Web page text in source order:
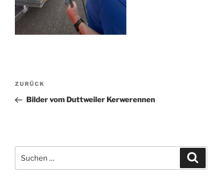
Beitragsnavigation
Vorheriger
Beitrag
ZURÜCK
Bilder vom Duttweiler Kerwerennen
nach: